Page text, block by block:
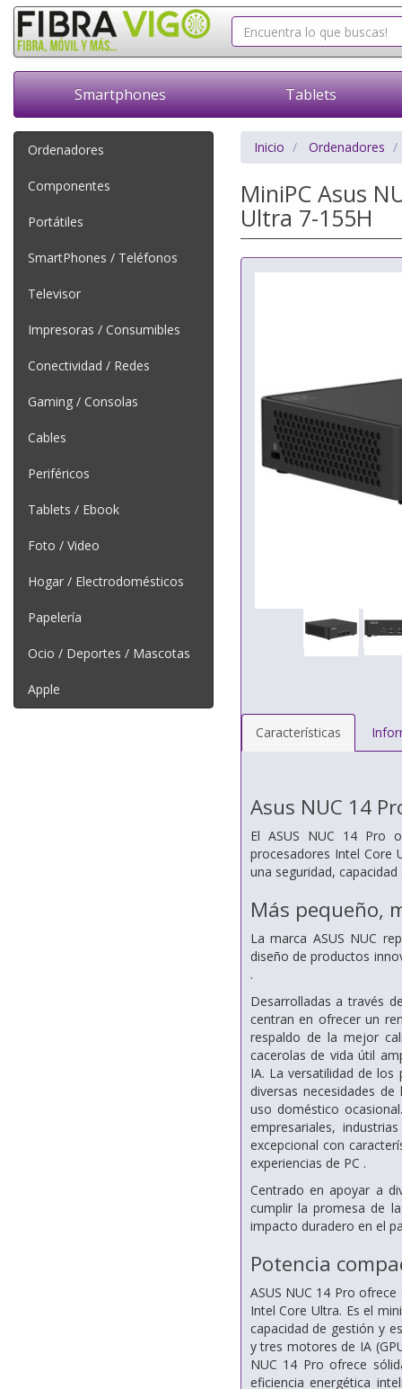
Smartphones Tablets
Ordenadores
Componentes
Portátiles
SmartPhones / Teléfonos
Televisor
Impresoras / Consumibles
Conectividad / Redes
Gaming / Consolas
Cables
Periféricos
Tablets / Ebook
Foto / Video
Hogar / Electrodomésticos
Papelería
Ocio / Deportes / Mascotas
Apple
Inicio Ordenadores
MiniPC Asus
Ultra 7-155H
Características
Asus NUC 14
El ASUS NUC 14 Pro
procesadores Intel Core
una seguridad,
Más pequeño,
La marca ASUS NUC
diseño de productos
.
Desarrolladas a través
centran en ofrecer un
respaldo de la mejor
cacerolas de vida útil
IA. La versatilidad de
diversas necesidades
uso doméstico
empresariales,
excepcional con
experiencias de PC .
Centrado en apoyar a
cumplir la promesa de
impacto duradero en el
Potencia
ASUS NUC 14 Pro
Intel Core Ultra. Es el
capacidad de gestión y
y tres motores de IA
NUC 14 Pro ofrece
eficiencia energética